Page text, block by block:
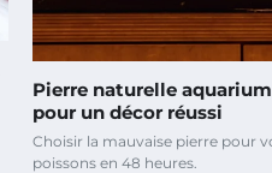
Pierre naturelle
pour un décor réussi
Choisir la mauvaise pierre pour
poissons en 48 heures.